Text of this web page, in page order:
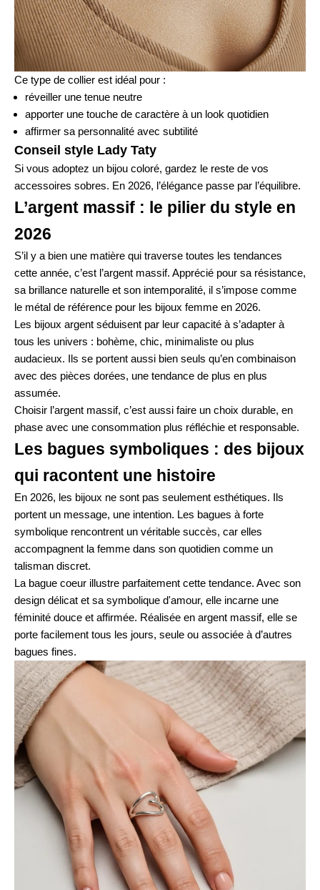
Ce type de collier est idéal pour :
réveiller une tenue neutre
apporter une touche de caractère à un look quotidien
affirmer sa personnalité avec subtilité
Conseil style Lady Taty
Si vous adoptez un bijou coloré, gardez le reste de vos
accessoires sobres. En 2026, l’élégance passe par l’équilibre.
L’argent massif : le pilier du style en
2026
S’il y a bien une matière qui traverse toutes les tendances
cette année, c’est l’argent massif. Apprécié pour sa résistance,
sa brillance naturelle et son intemporalité, il s’impose comme
le métal de référence pour les bijoux femme en 2026.
Les bijoux argent séduisent par leur capacité à s’adapter à
tous les univers : bohème, chic, minimaliste ou plus
audacieux. Ils se portent aussi bien seuls qu’en combinaison
avec des pièces dorées, une tendance de plus en plus
assumée.
Choisir l’argent massif, c’est aussi faire un choix durable, en
phase avec une consommation plus réfléchie et responsable.
Les bagues symboliques : des bijoux
qui racontent une histoire
En 2026, les bijoux ne sont pas seulement esthétiques. Ils
portent un message, une intention. Les bagues à forte
symbolique rencontrent un véritable succès, car elles
accompagnent la femme dans son quotidien comme un
talisman discret.
La bague coeur illustre parfaitement cette tendance. Avec son
design délicat et sa symbolique d'amour, elle incarne une
féminité douce et affirmée. Réalisée en argent massif, elle se
porte facilement tous les jours, seule ou associée à d’autres
bagues fines.